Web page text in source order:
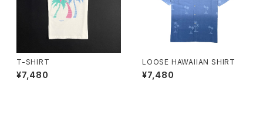
T-SHIRT
¥7,480
LOOSE HAWAIIAN SHIRT
¥7,480